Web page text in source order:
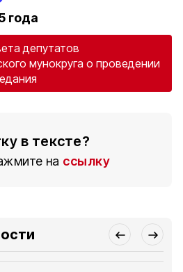
года
депутатов
мунокруга о проведении
в тексте?
на ссылку